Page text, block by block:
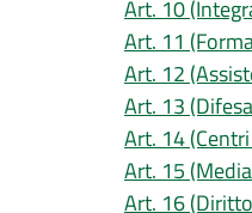
Art. 10
Art. 11
Art. 12
Art. 13
Art. 14
Art. 15
Art. 16